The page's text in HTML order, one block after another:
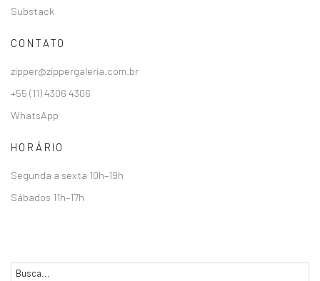
Substack
CONTATO
zipper@zippergaleria.com.br
+55 (11) 4306 4306
WhatsApp
HORÁRIO
Segunda a sexta 10h–19h
Sábados 11h–17h